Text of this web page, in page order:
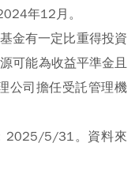
年12月。
金有一定比重得投資
可能為收益平準金且
公司擔任受託管理機
2025/5/31。資料來